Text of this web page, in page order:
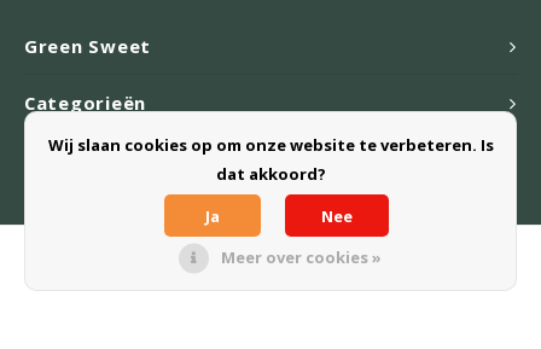
Green Sweet
Categorieën
Webshop
© Copyright 2026 Green Sweet B.V. - Powered byLightspeed
Wij slaan cookies op om onze website te verbeteren. Is
dat akkoord?
Ja
Nee
Meer over cookies »